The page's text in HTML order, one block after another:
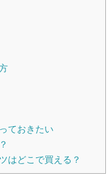
ておきたい
はどこで買える？